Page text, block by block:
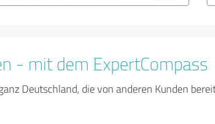
- mit dem ExpertCompass
Deutschland, die von anderen Kunden